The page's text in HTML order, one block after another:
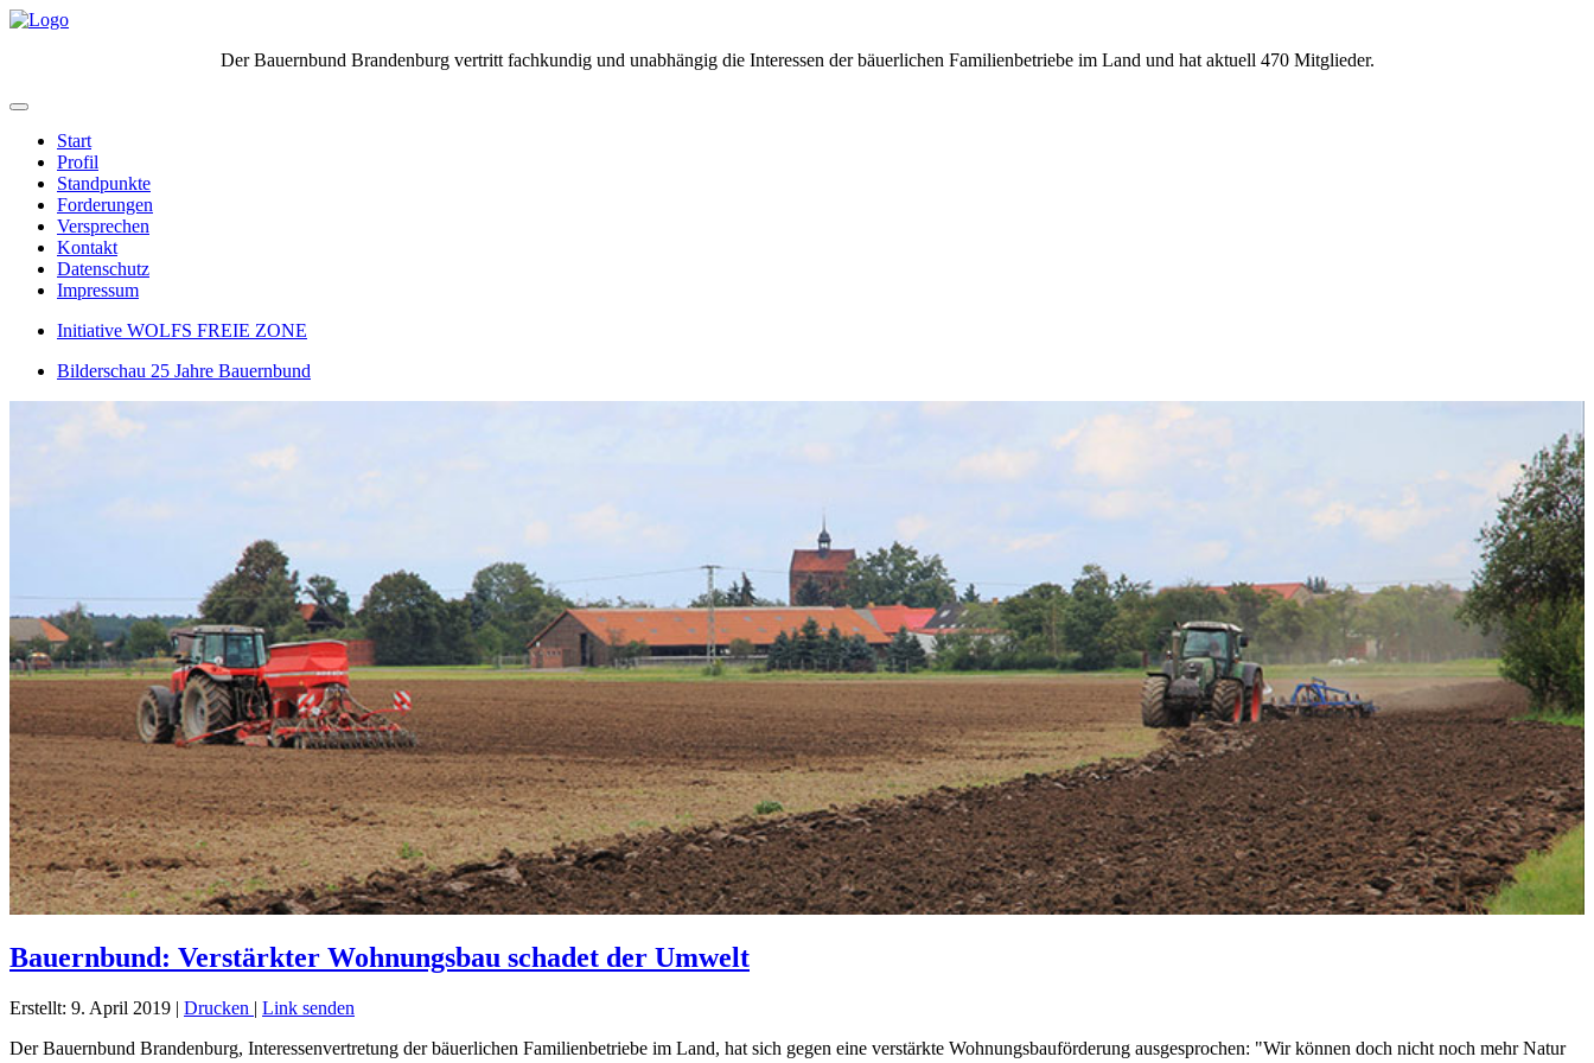
Der Bauernbund Brandenburg vertritt fachkundig und unabhängig die Interessen der bäuerlichen Familienbetriebe im Land und hat aktuell 470 Mitglieder.
Start
Profil
Standpunkte
Forderungen
Versprechen
Kontakt
Datenschutz
Impressum
Initiative WOLFS FREIE ZONE
Bilderschau 25 Jahre Bauernbund
Bauernbund: Verstärkter Wohnungsbau schadet der Umwelt
Erstellt: 9. April 2019 | Drucken | Link senden
Der Bauernbund Brandenburg, Interessenvertretung der bäuerlichen Familienbetriebe im Land, hat sich gegen eine verstärkte Wohnungsbauförderung ausgesprochen: "Wir können doch nicht noch mehr Natur